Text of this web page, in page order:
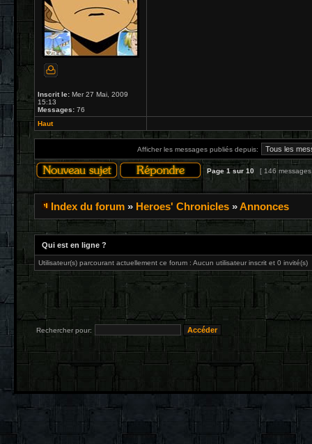
Inscrit le: Mer 27 Mai, 2009
15:13
Messages: 76
Haut
Afficher les messages publiés depuis:
Page1sur 10 [ 146
Index du forum » Heroes' Chronicles »Annonces
Qui est en ligne ?
Utilisateur(s) parcourant actuellement ce forum : Aucun utilisateur inscrit et 0 invité(s)
Rechercher pour: